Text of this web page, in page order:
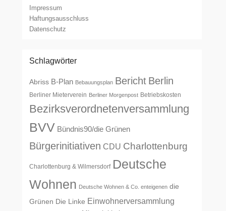
Impressum
Haftungsausschluss
Datenschutz
Schlagwörter
Abriss B-Plan Bebauungsplan Bericht Berlin
Berliner Mieterverein Berliner Morgenpost Betriebskosten
Bezirksverordnetenversammlung
BVV Bündnis90/die Grünen
Bürgerinitiativen CDU Charlottenburg
Charlottenburg & Wilmersdorf Deutsche
Wohnen Deutsche Wohnen & Co. enteigenen die
Grünen Die Linke Einwohnerversammlung